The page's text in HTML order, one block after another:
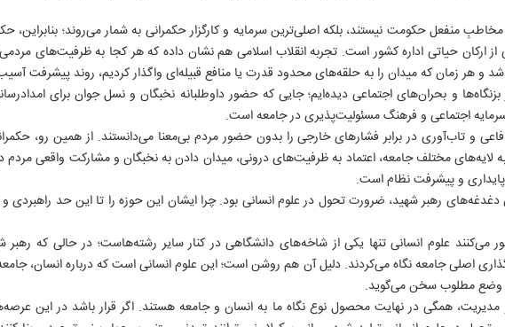
منفعل حکومت نیستند، بلکه اصلی‌ترین سرمایه و کارگزار حکمرانی به شمار می‌روند؛ بنابراین،
ارکان حیاتی اداره کشور است. تجربه انقلاب اسلامی هم نشان داده که هر کجا به ظرفیت‌های مردمی
و هر زمان که میدان را به حلقه‌های محدود قدرت یا منافع قبیله‌ای واگذار کردیم، روند پیشرفت
و بحران‌های اجتماعی دیده‌ایم؛ جایی که حضور داوطلبانه نخبگان و نسل جوان برای
سرمایه اجتماعی و فرهنگ مسئولیت‌پذیری در جامعه است.
و تاب‌آوری در برابر فشارهای خارجی را بدون حضور مردم بی‌معنا می‌دانستند. از همین رو،
لایه‌های مختلف جامعه، اعتماد به ظرفیت‌های درونی، میدان دادن به نخبگان و مشارکت واقعی
و پیشرفت نظام است.
دغدغه‌های رهبر شهید، ضرورت تحول در علوم انسانی بود. چرا ایشان این حوزه را تا این حد
می‌کنند علوم انسانی تنها یکی از شاخه‌های دانشگاهی در کنار سایر رشته‌هاست؛ در حالی که رهبر
اصلی جامعه نگاه می‌کردند. دلیل آن هم روشن است؛ این علوم انسانی است که درباره انسان،
وضع مطلوب سخن می‌گوید.
همگی در نهایت محصول نوع نگاه ما به انسان و جامعه هستند. اگر قرار باشد در این
روزنامه ها
روزنامه ایران
ایران ورزشی
الوفاق
سایت های برخط
ایران آنلاین
ایران ورزشی
انتشارات ایران
سازمان آگهی ها
انتشارات ایران
انقلاب اسلامی
جبهه مقاومت
تاریخ معاصر
تاریخ شفاهی
علوم انسانی